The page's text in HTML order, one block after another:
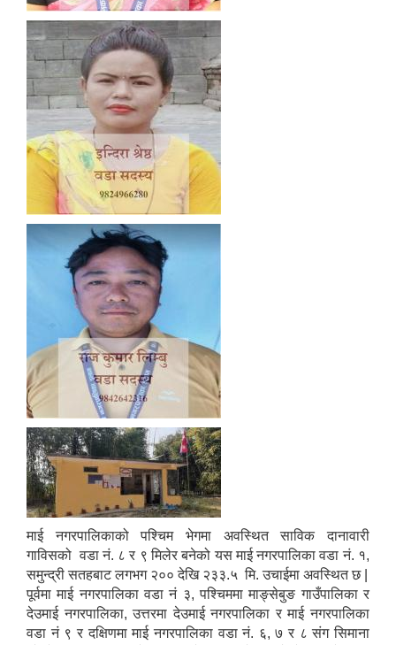
माई नगरपालिकाको पश्चिम भेगमा अवस्थित साविक दानावारी
गाविसको वडा नं. ८ र ९ मिलेर बनेको यस माई नगरपालिका वडा नं. १,
समुन्द्री सतहबाट लगभग २०० देखि २३३.५ मि. उचाईमा अवस्थित छ |
पूर्वमा माई नगरपालिका वडा नं ३, पश्चिममा माङ्सेबुङ गाउँपालिका र
देउमाई नगरपालिका, उत्तरमा देउमाई नगरपालिका र माई नगरपालिका
वडा नं ९ र दक्षिणमा माई नगरपालिका वडा नं. ६, ७ र ८ संग सिमाना